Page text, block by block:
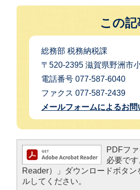
この
総務部 税務納税課
〒520-2395 滋賀県野洲市
電話番号 077-587-6040
ファクス 077-587-2439
メールフォームによるお問
PDFフ
必要で
Reader）」ダウンロードボタ
ルしてください。